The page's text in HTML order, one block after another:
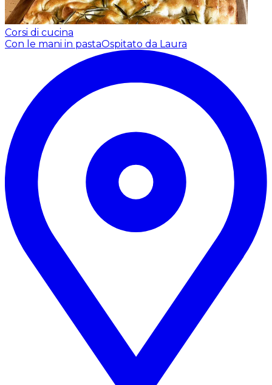
Corsi di cucina
Con le mani in pastaOspitato da Laura